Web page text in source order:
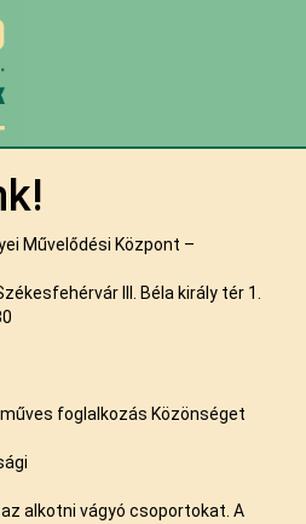
Művelődési Központ –
III. Béla király tér 1.
foglalkozás Közönséget
alkotni vágyó csoportokat. A